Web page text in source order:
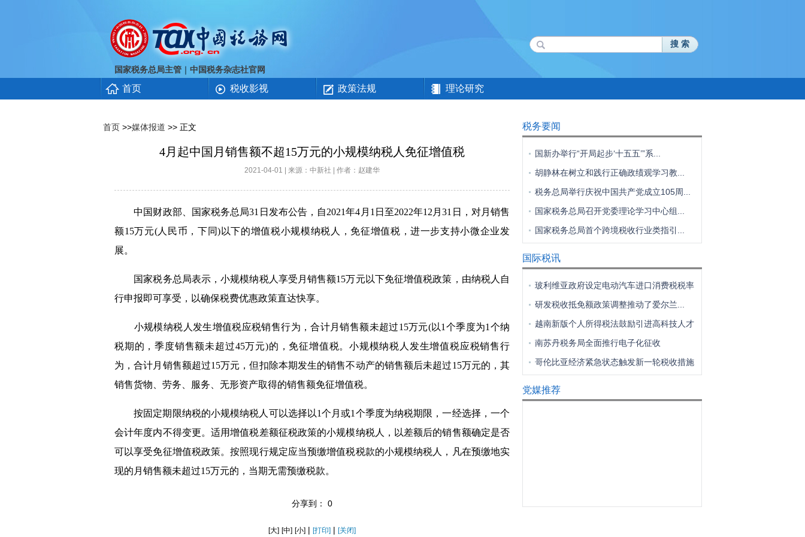
国家税务总局主管 ｜ 中国税务杂志社官网
搜 索
首页 税收影视 政策法规 理论研究
首页 >>媒体报道 >> 正文
4月起中国月销售额不超15万元的小规模纳税人免征增值税
2021-04-01 | 来源：中新社 | 作者：赵建华
中国财政部、国家税务总局31 日发布公告，自2021年4 月 1 日至2022年12 月31 日，对月销售
额15万元(人民币，下同) 以下的增值税小规模纳税人，免征增值税，进一步支持小微企业发
展。
国家税务总局表示，小规模纳税人享受月销售额15万元以下免征增值税政策，由纳税人自
行申报即可享受，以确保税费优惠政策直达快享。
小规模纳税人发生增值税应税销售行为，合计月销售额未超过15万元(以1 个季度为1 个纳
税期的，季度销售额未超过45万元)的，免征增值税。小规模纳税人发生增值税应税销售行
为，合计月销售额超过15万元，但扣除本期发生的销售不动产的销售额后未超过15万元的，其
销售货物、劳务、服务、无形资产取得的销售额免征增值税。
按固定期限纳税的小规模纳税人可以选择以1个月或1 个季度为纳税期限，一经选择，一个
会计年度内不得变更。适用增值税差额征税政策的小规模纳税人，以差额后的销售额确定是否
可以享受免征增值税政策。按照现行规定应当预缴增值税税款的小规模纳税人，凡在预缴地实
现的月销售额未超过15万元的，当期无需预缴税款。
分享到： 0
[大] [中] [小] | [打印] | [关闭]
税务要闻
国新办举行“开局起步‘十五五’”系...
胡静林在树立和践行正确政绩观学习教...
税务总局举行庆祝中国共产党成立105周...
国家税务总局召开党委理论学习中心组...
国家税务总局首个跨境税收行业类指引...
国际税讯
玻利维亚政府设定电动汽车进口消费税税率
研发税收抵免额政策调整推动了爱尔兰...
越南新版个人所得税法鼓励引进高科技人才
南苏丹税务局全面推行电子化征收
哥伦比亚经济紧急状态触发新一轮税收措施
党媒推荐